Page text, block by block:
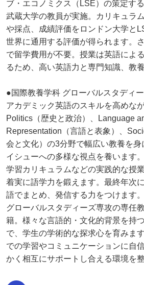
ブ・エコノミクス（LSE）の策定す
武蔵大学の教員が実施。カリキュラ
や採点、成績評価をロンドン大学と
世界に通用する評価が得られます。
で留学費用が不要。授業は英語によ
るため、高い英語力と専門知識、教
●国際教養学科 グローバルスタディ
アカデミック英語のスキルを高めな
Politics（歴史と政治）、Language
Representation（言語と表象）、
会と文化）の3分野で幅広い教養を
イシューへの多様な視点を養います
学習カリキュラムなどの実践的な授
着実に語学力を鍛えます。最終年次
語でまとめ、発信する力をつけます。
グローバルスタディーズ専攻の専任
籍。様々な言語的・文化的背景を持
で、学生の学術的な探求心を育みま
での学習やコミュニケーションに自
かく相互にサポートし合える環境を